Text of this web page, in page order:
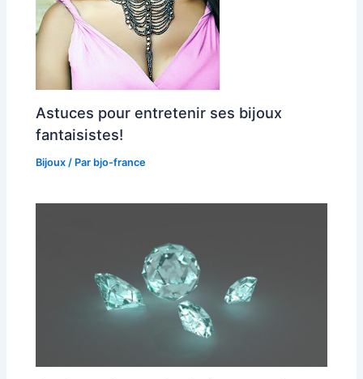
Astuces pour entretenir ses bijoux
fantaisistes!
Bijoux / Par bjo-france